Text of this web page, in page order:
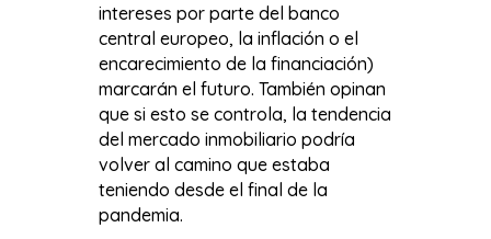
intereses por parte del banco
central europeo, la inflación o el
encarecimiento de la financiación)
marcarán el futuro. También opinan
que si esto se controla, la tendencia
del mercado inmobiliario podría
volver al camino que estaba
teniendo desde el final de la
pandemia.